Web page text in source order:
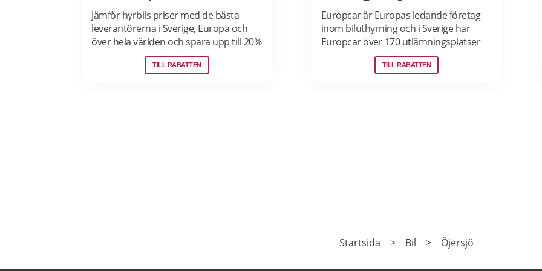
Jämför hyrbils priser med de bästa
leverantörerna i Sverige, Europa och
över hela världen och spara upp till 20%
som medlem! Upptäck speciella priser
på Auto Europe hemsida!
TILL RABATTEN
Europcar är Europas ledande företag
inom biluthyrning och i Sverige har
Europcar över 170 utlämningsplatser
och mer än 6000 bilar. Ta del av våra
aktuella erbjudanden och läs mer om
TILL RABATTEN
PRENUMERERA